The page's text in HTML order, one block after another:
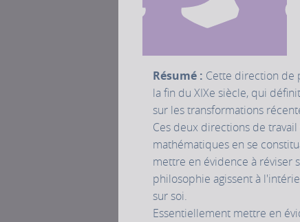
Résumé : Cette direction de
la fin du XIXe siècle, qui
sur les transformations
Ces deux directions de
mathématiques en se
mettre en évidence à réviser
philosophie agissent à
sur soi.
Essentiellement mettre en